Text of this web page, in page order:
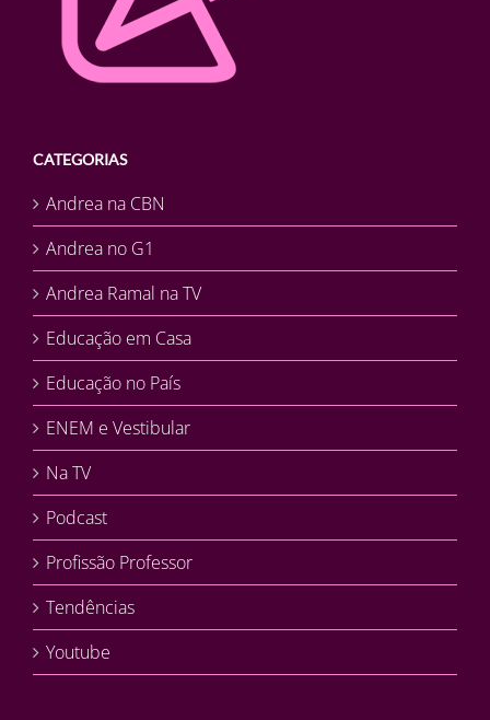
CATEGORIAS
Andrea na CBN
Andrea no G1
Andrea Ramal na TV
Educação em Casa
Educação no País
ENEM e Vestibular
Na TV
Podcast
Profissão Professor
Tendências
Youtube